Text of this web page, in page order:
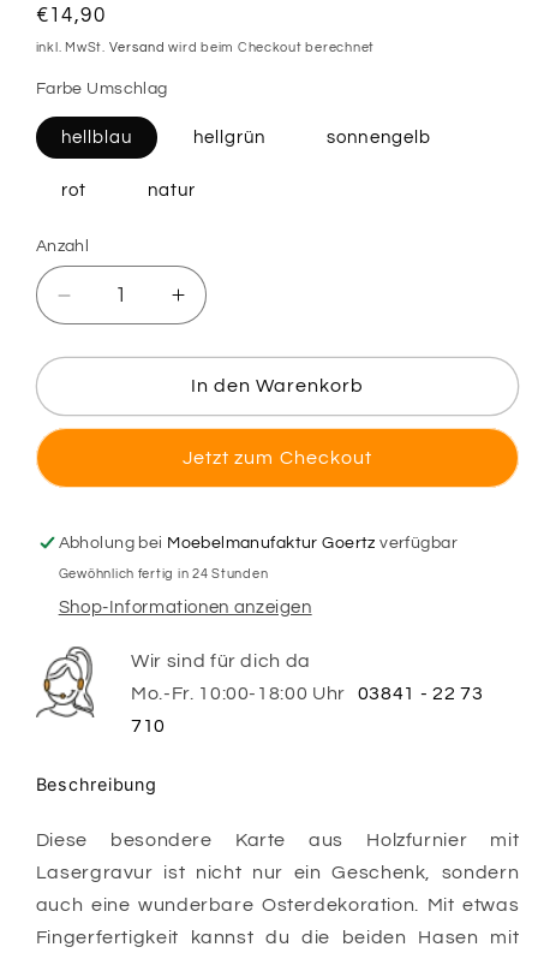
Normaler
Preis
€14,90
inkl. MwSt. Versand wird beim Checkout berechnet
Farbe Umschlag
hellblau hellgrün sonnengelb
rot natur
Anzahl
Verringere
die
Menge
Holz-
Osterkarte
Pippa
Pepe
Erhöhe
die
Menge
für
Holz-
-
Pippa
Pepe
In den Warenkorb
Jetzt zum Checkout
Abholung bei Moebelmanufaktur Goertz verfügbar
Gewöhnlich fertig in 24 Stunden
Shop-Informationen anzeigen
Wir sind für dich da
Mo.-Fr. 10:00-18:00 Uhr
03841 - 22 73
710
Beschreibung
Diese besondere Karte aus Holzfurnier mit
Lasergravur ist nicht nur ein Geschenk, sondern
auch eine wunderbare Osterdekoration. Mit etwas
Fingerfertigkeit kannst du die beiden Hasen mit